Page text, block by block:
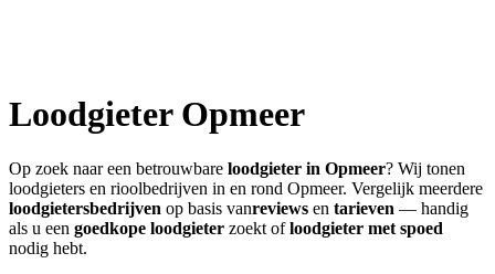
Loodgieter Opmeer
Op zoek naar een betrouwbare loodgieter in Opmeer? Wij tonen
loodgieters en rioolbedrijven in en rond Opmeer. Vergelijk meerdere
loodgietersbedrijven op basis vanreviews en tarieven — handig
als u een goedkope loodgieter zoekt ofloodgieter met spoed
nodig hebt.